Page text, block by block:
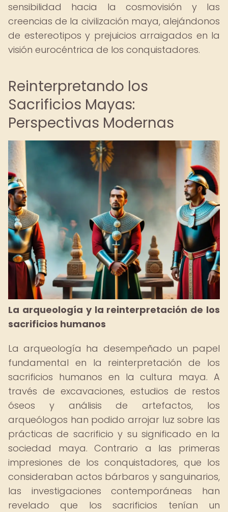
sensibilidad hacia la cosmovisión y las
creencias de la civilización maya, alejándonos
de estereotipos y prejuicios arraigados en la
visión eurocéntrica de los conquistadores.
Reinterpretando los
Sacrificios Mayas:
Perspectivas Modernas
La arqueología y la reinterpretación de los
sacrificios humanos
La arqueología ha desempeñado un papel
fundamental en la reinterpretación de los
sacrificios humanos en la cultura maya. A
través de excavaciones, estudios de restos
óseos y análisis de artefactos, los
arqueólogos han podido arrojar luz sobre las
prácticas de sacrificio y su significado en la
sociedad maya. Contrario a las primeras
impresiones de los conquistadores, que los
consideraban actos bárbaros y sanguinarios,
las investigaciones contemporáneas han
revelado que los sacrificios tenían un